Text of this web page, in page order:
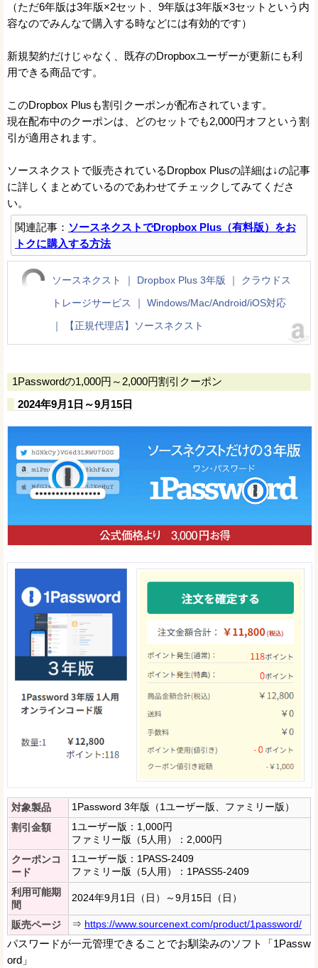
（ただ6年版は3年版×2セット、9年版は3年版×3セットという内
容なのでみんなで購入する時などには有効的です）
新規契約だけじゃなく、既存のDropboxユーザーが更新にも利
用できる商品です。
このDropbox Plusも割引クーポンが配布されています。
現在配布中のクーポンは、どのセットでも2,000円オフという割
引が適用されます。
ソースネクストで販売されているDropbox Plusの詳細は↓の記事
に詳しくまとめているのであわせてチェックしてみてくださ
い。
関連記事： ソースネクストでDropbox Plus（有料版）をお
トクに購入する方法
ソースネクスト ｜ Dropbox Plus 3年版 ｜ クラウドス
トレージサービス ｜ Windows/Mac/Android/iOS対応
｜ 【正規代理店】ソースネクスト
1Passwordの1,000円～2,000円割引クーポン
2024年9月1日～9月15日
対象製品
1Password 3年版（1ユーザー版、ファミリー版）
割引金額
1ユーザー版：1,000円
ファミリー版（5人用）：2,000円
クーポンコ
ード
1ユーザー版：1PASS-2409
ファミリー版（5人用）：1PASS5-2409
利用可能期
間
2024年9月1日（日）～9月15日（日）
販売ページ ⇒ https://www.sourcenext.com/product/1password/
パスワードが一元管理できることでお馴染みのソフト「1Passw
ord」